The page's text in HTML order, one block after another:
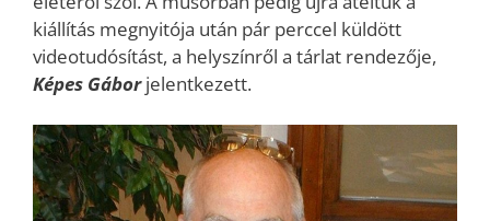
kiállítás megnyitója után pár perccel küldött
videotudósítást, a helyszínről a tárlat rendezője,
Képes Gábor jelentkezett.